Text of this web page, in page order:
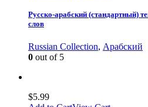
Русско-арабский (стандартный)
слов
Russian Collection, Арабский
0 out of 5
$5.99